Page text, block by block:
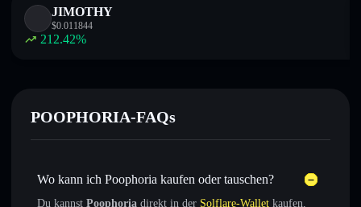
JIMOTHY
$0.011844
212.42%
POOPHORIA-FAQs
Wo kann ich Poophoria kaufen oder tauschen?
Du kannst Poophoria direkt in der Solflare-Wallet kaufen,